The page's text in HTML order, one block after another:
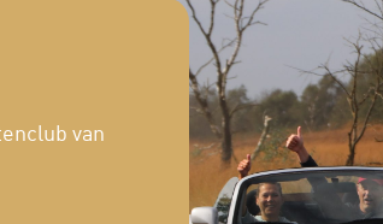
van